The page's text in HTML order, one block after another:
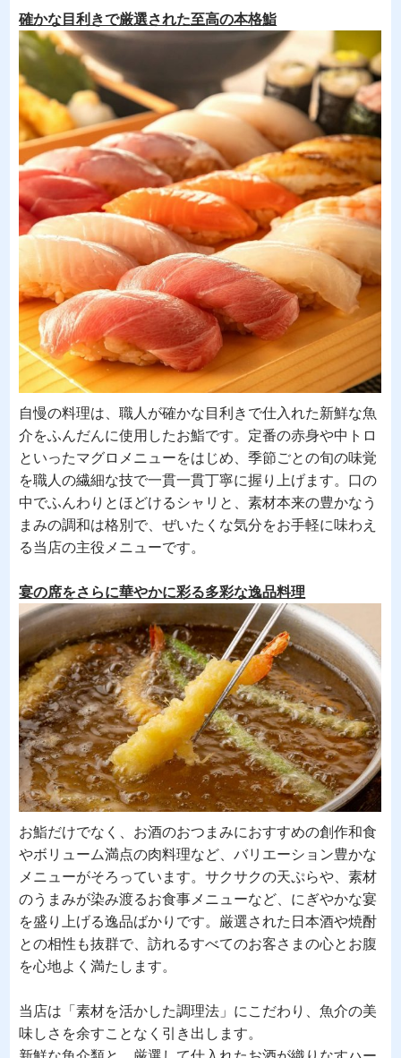
確かな目利きで厳選された至高の本格鮨
自慢の料理は、職人が確かな目利きで仕入れた新鮮な魚
介をふんだんに使用したお鮨です。定番の赤身や中トロ
といったマグロメニューをはじめ、季節ごとの旬の味覚
を職人の繊細な技で一貫一貫丁寧に握り上げます。口の
中でふんわりとほどけるシャリと、素材本来の豊かなう
まみの調和は格別で、ぜいたくな気分をお手軽に味わえ
る当店の主役メニューです。
宴の席をさらに華やかに彩る多彩な逸品料理
お鮨だけでなく、お酒のおつまみにおすすめの創作和食
やボリューム満点の肉料理など、バリエーション豊かな
メニューがそろっています。サクサクの天ぷらや、素材
のうまみが染み渡るお食事メニューなど、にぎやかな宴
を盛り上げる逸品ばかりです。厳選された日本酒や焼酎
との相性も抜群で、訪れるすべてのお客さまの心とお腹
を心地よく満たします。
当店は「素材を活かした調理法」にこだわり、魚介の美
味しさを余すことなく引き出します。